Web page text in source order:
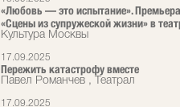
«Любовь — это испытание».
«Сцены из супружеской жизни» в
Культура Москвы
17.09.2025
Пережить катастрофу вместе
Павел Романчев , Театрал
17.09.2025